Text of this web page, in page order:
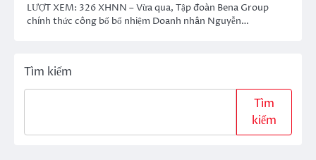
LƯỢT XEM: 326 XHNN – Vừa qua, Tập đoàn Bena Group
chính thức công bố bổ nhiệm Doanh nhân Nguyễn…
Tìm kiếm
Tìm
kiếm